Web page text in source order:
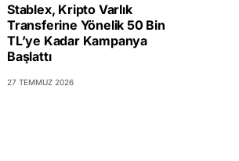
Stablex, Kripto Varlık
Transferine Yönelik 50 Bin
TL’ye Kadar Kampanya
Başlattı
27 TEMMUZ 2026